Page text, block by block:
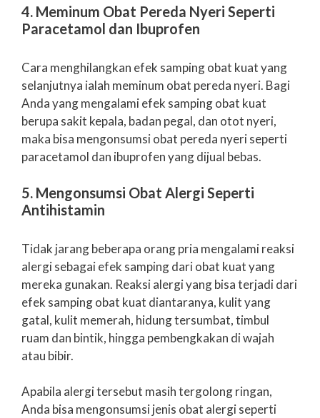
4. Meminum Obat Pereda Nyeri Seperti
Paracetamol dan Ibuprofen
Cara menghilangkan efek samping obat kuat yang
selanjutnya ialah meminum obat pereda nyeri. Bagi
Anda yang mengalami efek samping obat kuat
berupa sakit kepala, badan pegal, dan otot nyeri,
maka bisa mengonsumsi obat pereda nyeri seperti
paracetamol dan ibuprofen yang dijual bebas.
5. Mengonsumsi Obat Alergi Seperti
Antihistamin
Tidak jarang beberapa orang pria mengalami reaksi
alergi sebagai efek samping dari obat kuat yang
mereka gunakan. Reaksi alergi yang bisa terjadi dari
efek samping obat kuat diantaranya, kulit yang
gatal, kulit memerah, hidung tersumbat, timbul
ruam dan bintik, hingga pembengkakan di wajah
atau bibir.
Apabila alergi tersebut masih tergolong ringan,
Anda bisa mengonsumsi jenis obat alergi seperti